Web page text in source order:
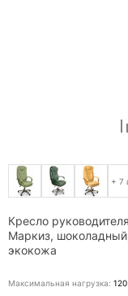
+ 7
Кресло руководителя
Маркиз,
экокожа
Максимальная нагрузка: 120